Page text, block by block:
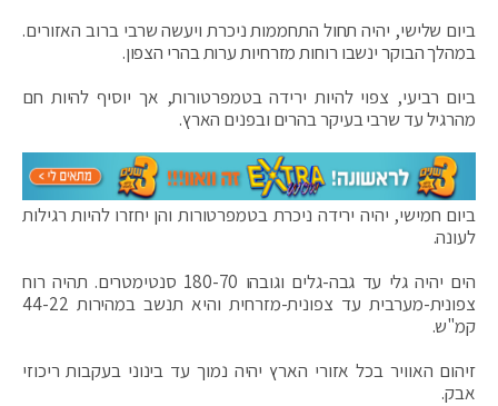
ביום שלישי, יהיה תחול התחממות ניכרת ויעשה שרבי ברוב האזורים.
במהלך הבוקר ינשבו רוחות מזרחיות ערות בהרי הצפון.
ביום רביעי, צפוי להיות ירידה בטמפרטורות, אך יוסיף להיות חם
מהרגיל עד שרבי בעיקר בהרים ובפנים הארץ.
ביום חמישי, יהיה ירידה ניכרת בטמפרטורות והן יחזרו להיות רגילות
לעונה.
הים יהיה גלי עד גבה-גלים וגובהו 180-70 סנטימטרים. תהיה רוח
צפונית-מערבית עד צפונית-מזרחית והיא תנשב במהירות 44-22
קמ"ש.
זיהום האוויר בכל אזורי הארץ יהיה נמוך עד בינוני בעקבות ריכוזי
אבק.